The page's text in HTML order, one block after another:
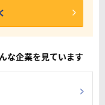
な企業を見ています